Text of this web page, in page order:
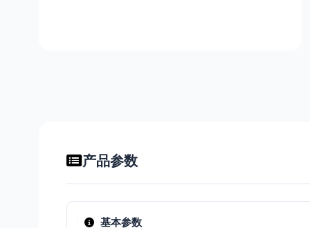
产品参数
基本参数